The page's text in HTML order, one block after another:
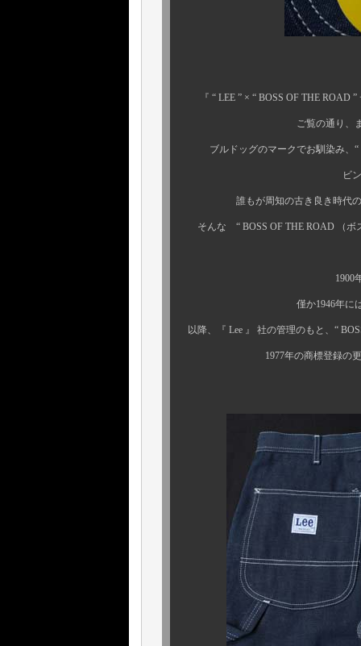
『 “ LEE ” × “ BOSS OF THE ROAD ”
ご覧の通り、またしても見
ブルドッグのマークでお馴染み、“
ビンテージ好きを自
誰もが周知の古き良き時代のアメ
そんな “ BOSS OF THE ROAD （ボ
1900年代初頭に産声
僅か1946年には、“
以降、『 Lee 』 社の管理のもと、“
1977年の商標登録の更新失効